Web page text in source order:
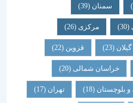
(39)
مرکزی (26)
قزوین
شمالی(20)
(18) تهران